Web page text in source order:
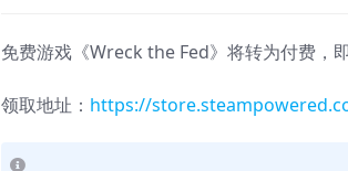
免费游戏《Wreck the Fed》将转为付费，
领取地址： https://